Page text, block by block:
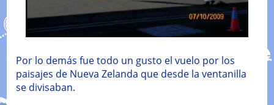
Por lo demás fue todo un gusto el vuelo por los
paisajes de Nueva Zelanda que desde la ventanilla
se divisaban.